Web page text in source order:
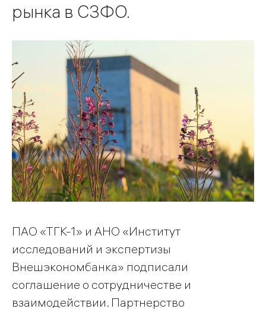
рынка в СЗФО.
ПАО «ТГК-1» и АНО «Институт
исследований и экспертизы
Внешэкономбанка» подписали
соглашение о сотрудничестве и
взаимодействии. Партнерство